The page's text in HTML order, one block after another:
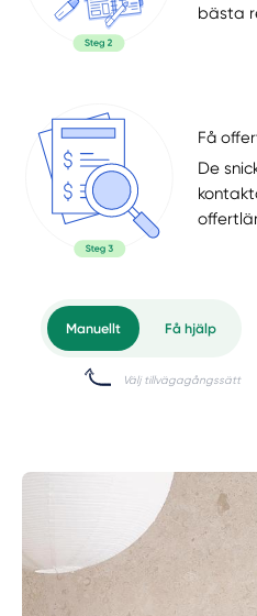
bästa
Få
De